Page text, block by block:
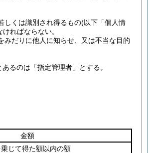
しくは識別され得るもの(以下「個人情
ればならない。
だりに他人に知らせ、又は不当な目的
るのは「指定管理者」とする。
金額
じて得た額以内の額